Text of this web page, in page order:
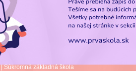
Súkromná základná škola